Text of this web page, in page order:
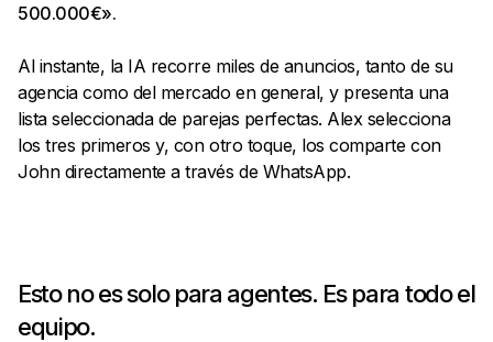
500.000€».
Al instante, la IA recorre miles de anuncios, tanto de su
agencia como del mercado en general, y presenta una
lista seleccionada de parejas perfectas. Alex selecciona
los tres primeros y, con otro toque, los comparte con
John directamente a través de WhatsApp.
Esto no es solo para agentes. Es para todo el
equipo.